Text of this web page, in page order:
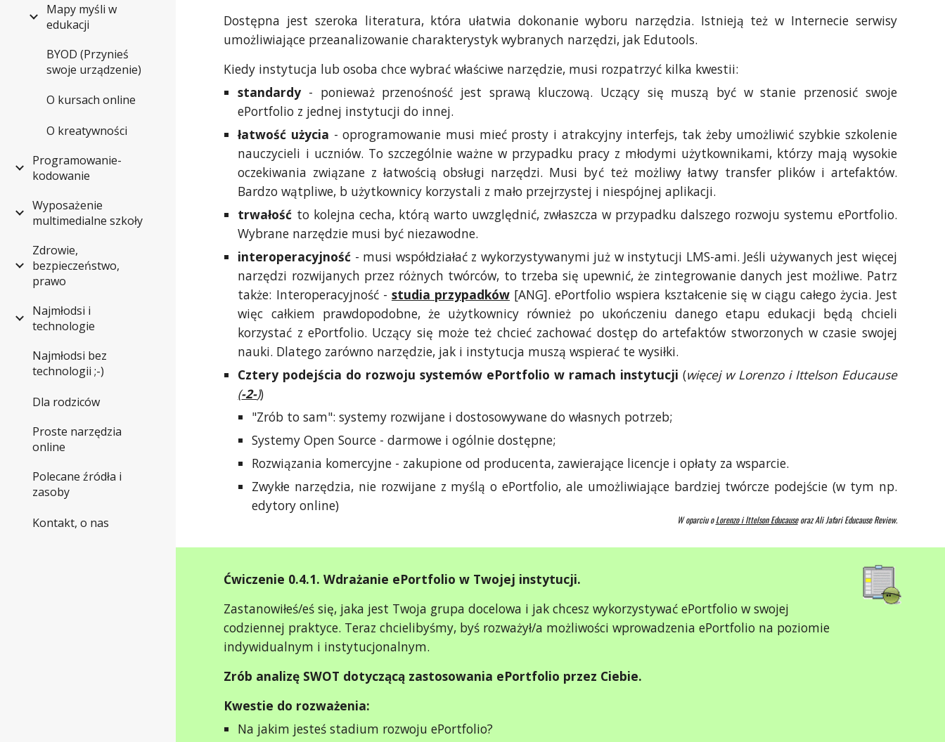
Mapy myśli w
edukacji
BYOD (Przynieś
swoje urządzenie)
O kursach online
O kreatywności
Programowanie-
kodowanie
Wyposażenie
multimedialne szkoły
Zdrowie,
bezpieczeństwo,
prawo
Najmłodsi i
technologie
Najmłodsi bez
technologii ;-)
Dla rodziców
Proste narzędzia
online
Polecane źródła i
zasoby
Kontakt, o nas
Dostępna jest szeroka literatura, która ułatwia dokonanie wyboru narzędzia. Istnieją też w Internecie serwisy
umożliwiające przeanalizowanie charakterystyk wybranych narzędzi, jak Edutools.
Kiedy instytucja lub osoba chce wybrać właściwe narzędzie, musi rozpatrzyć kilka kwestii:
standardy - ponieważ przenośność jest sprawą kluczową. Uczący się muszą być w stanie przenosić swoje
ePortfolio z jednej instytucji do innej.
łatwość użycia - oprogramowanie musi mieć prosty i atrakcyjny interfejs, tak żeby umożliwić szybkie szkolenie
nauczycieli i uczniów. To szczególnie ważne w przypadku pracy z młodymi użytkownikami, którzy mają wysokie
oczekiwania związane z łatwością obsługi narzędzi. Musi być też możliwy łatwy transfer plików i artefaktów.
Bardzo wątpliwe, b użytkownicy korzystali z mało przejrzystej i niespójnej aplikacji.
trwałość to kolejna cecha, którą warto uwzględnić, zwłaszcza w przypadku dalszego rozwoju systemu ePortfolio.
Wybrane narzędzie musi być niezawodne.
interoperacyjność - musi współdziałać z wykorzystywanymi już w instytucji LMS-ami. Jeśli używanych jest więcej
narzędzi rozwijanych przez różnych twórców, to trzeba się upewnić, że zintegrowanie danych jest możliwe. Patrz
także: Interoperacyjność - studia przypadków [ANG]. ePortfolio wspiera kształcenie się w ciągu całego życia. Jest
więc całkiem prawdopodobne, że użytkownicy również po ukończeniu danego etapu edukacji będą chcieli
korzystać z ePortfolio. Uczący się może też chcieć zachować dostęp do artefaktów stworzonych w czasie swojej
nauki. Dlatego zarówno narzędzie, jak i instytucja muszą wspierać te wysiłki.
Cztery podejścia do rozwoju systemów ePortfolio w ramach instytucji (więcej w Lorenzo i Ittelson Educause
(-2-))
"Zrób to sam": systemy rozwijane i dostosowywane do własnych potrzeb;
Systemy Open Source - darmowe i ogólnie dostępne;
Rozwiązania komercyjne - zakupione od producenta, zawierające licencje i opłaty za wsparcie.
Zwykłe narzędzia, nie rozwijane z myślą o ePortfolio, ale umożliwiające bardziej twórcze podejście (w tym np.
edytory online)
W oparciu oLorenzo i Ittelson Educauseoraz Ali Jafari Educause Review.
Ćwiczenie 0.4.1. Wdrażanie ePortfolio w Twojej instytucji.
Zastanowiłeś/eś się, jaka jest Twoja grupa docelowa i jak chcesz wykorzystywać ePortfolio w swojej
codziennej praktyce. Teraz chcielibyśmy, byś rozważył/a możliwości wprowadzenia ePortfolio na poziomie
indywidualnym i instytucjonalnym.
Zrób analizę SWOT dotyczącą zastosowania ePortfolio przez Ciebie.
Kwestie do rozważenia:
Na jakim jesteś stadium rozwoju ePortfolio?